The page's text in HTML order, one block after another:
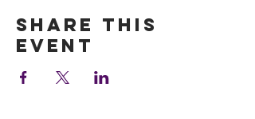
Share this
event